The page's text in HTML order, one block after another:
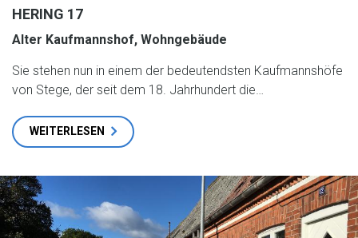
HERING 17
Alter Kaufmannshof, Wohngebäude
Sie stehen nun in einem der bedeutendsten Kaufmannshöfe
von Stege, der seit dem 18. Jahrhundert die…
WEITERLESEN